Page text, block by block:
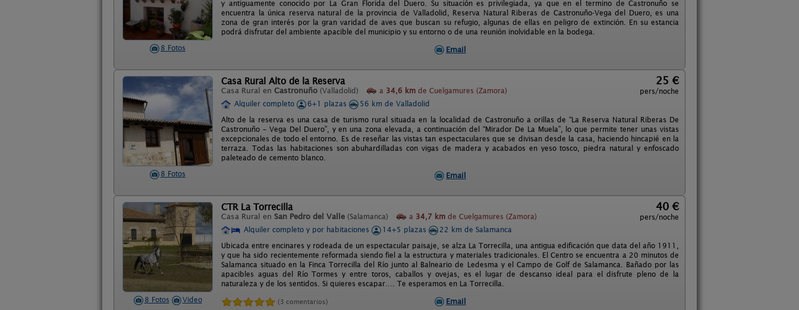
8 Fotos
y antiguamente conocido por La Gran Florida del Duero. Su situación es privilegiada, ya que en el termino de Castronuño se
encuentra la única reserva natural de la provincia de Valladolid, Reserva Natural Riberas de Castronuño-Vega del Duero, es una
zona de gran interés por la gran varidad de aves que buscan su refugio, algunas de ellas en peligro de extinción. En su estancia
podrá disfrutar del ambiente apacible del municipio y su entorno o de una reunión inolvidable en la bodega.
Email
8 Fotos
Casa Rural Alto de la Reserva
Casa Rural en Castronuño (Valladolid) a 34,6 km de Cuelgamures (Zamora)
25 €
pers/noche
Alquiler completo
6+1 plazas
56 km de Valladolid
Alto de la reserva es una casa de turismo rural situada en la localidad de Castronuño a orillas de “La Reserva Natural Riberas De
Castronuño – Vega Del Duero”, y en una zona elevada, a continuación del “Mirador De La Muela”, lo que permite tener unas vistas
excepcionales de todo el entorno. Es de reseñar las vistas tan espectaculares que se divisan desde la casa, haciendo hincapié en la
terraza. Todas las habitaciones son abuhardilladas con vigas de madera y acabados en yeso tosco, piedra natural y enfoscado
paleteado de cemento blanco.
Email
8 Fotos Video
CTR La Torrecilla
Casa Rural en San Pedro del Valle (Salamanca) a 34,7 km de Cuelgamures (Zamora)
40 €
pers/noche
Alquiler completo y por habitaciones
14+5 plazas
22 km de Salamanca
Ubicada entre encinares y rodeada de un espectacular paisaje, se alza La Torrecilla, una antigua edificación que data del año 1911,
y que ha sido recientemente reformada siendo fiel a la estructura y materiales tradicionales. El Centro se encuentra a 20 minutos de
Salamanca situado en la Finca Torrecilla del Río junto al Balneario de Ledesma y el Campo de Golf de Salamanca. Bañado por las
apacibles aguas del Río Tormes y entre toros, caballos y ovejas, es el lugar de descanso ideal para el disfrute pleno de la
naturaleza y de los sentidos. Si quieres escapar…. Te esperamos en La Torrecilla.
(3 comentarios) Email